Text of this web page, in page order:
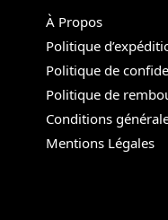
À Propos
Politique
Politique de
Politique de
Conditions
Mentions Légales